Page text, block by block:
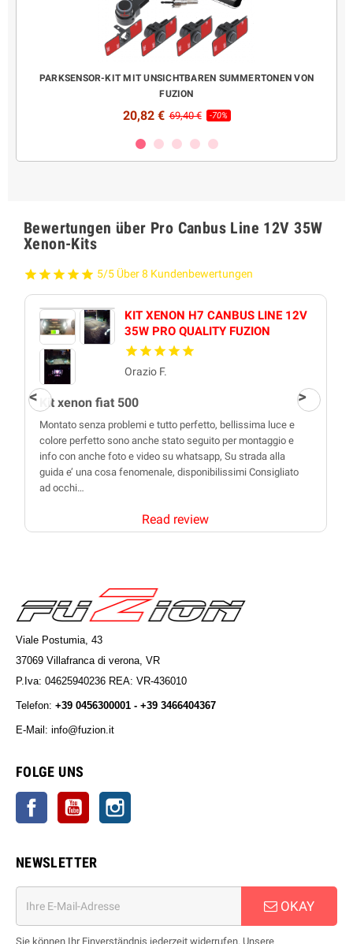
PARKSENSOR-KIT MIT UNSICHTBAREN SUMMERTONEN VON
FUZION
20,82 € 69,40 € -70%
Bewertungen über Pro Canbus Line 12V 35W
Xenon-Kits
5/5 Über 8 Kundenbewertungen
KIT XENON H7 CANBUS LINE 12V
35W PRO QUALITY FUZION
Orazio F.
Kit xenon fiat 500
Montato senza problemi e tutto perfetto, bellissima luce e
colore perfetto sono anche stato seguito per montaggio e
info con anche foto e video su whatsapp, Su strada alla
guida e’ una cosa fenomenale, disponibilissimi Consigliato
ad occhi…
Read review
Viale Postumia, 43
37069 Villafranca di verona, VR
P.Iva: 04625940236 REA: VR-436010
Telefon: +39 0456300001 - +39 3466404367
E-Mail: info@fuzion.it
FOLGE UNS
Facebook YouTube
NEWSLETTER
OKAY
Sie können Ihr Einverständnis jederzeit widerrufen. Unsere